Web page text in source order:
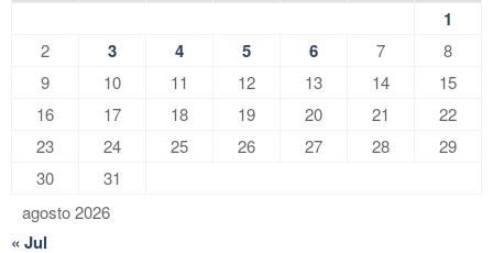
agosto 2026
1
2 3 4 5 6 7
8
9
10 11 12 13 14
15
16
17 18 19 20 21
22
23
24 25 26 27 28
29
30
31
« Jul